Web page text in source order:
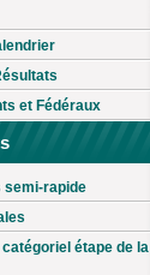
et Fédéraux
semi-rapide
étape de la